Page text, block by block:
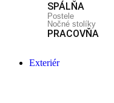
SPÁLŇA
Postele
Nočné stolíky
PRACOVŇA
Exteriér